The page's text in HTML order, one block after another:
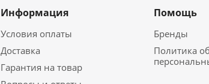
Информация
Условия оплаты
Доставка
Гарантия на товар
Помощь
Бренды
Политика